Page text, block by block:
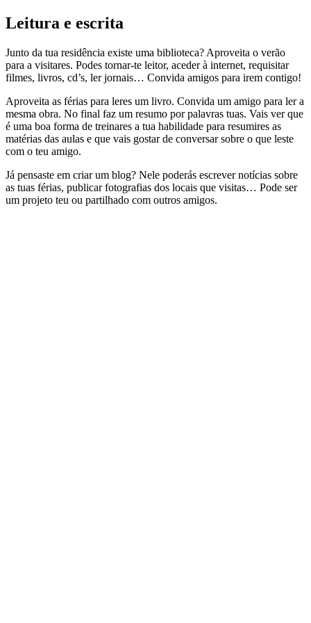
Leitura e escrita
Junto da tua residência existe uma biblioteca? Aproveita o verão
para a visitares. Podes tornar-te leitor, aceder à internet, requisitar
filmes, livros, cd’s, ler jornais… Convida amigos para irem contigo!
Aproveita as férias para leres um livro. Convida um amigo para ler a
mesma obra. No final faz um resumo por palavras tuas. Vais ver que
é uma boa forma de treinares a tua habilidade para resumires as
matérias das aulas e que vais gostar de conversar sobre o que leste
com o teu amigo.
Já pensaste em criar um blog? Nele poderás escrever notícias sobre
as tuas férias, publicar fotografias dos locais que visitas… Pode ser
um projeto teu ou partilhado com outros amigos.